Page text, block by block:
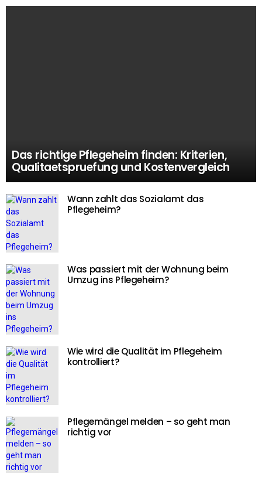
Das richtige Pflegeheim finden: Kriterien,
Qualitaetspruefung und Kostenvergleich
Wann zahlt das Sozialamt das
Pflegeheim?
Was passiert mit der Wohnung beim
Umzug ins Pflegeheim?
Wie wird die Qualität im Pflegeheim
kontrolliert?
Pflegemängel melden – so geht man
richtig vor